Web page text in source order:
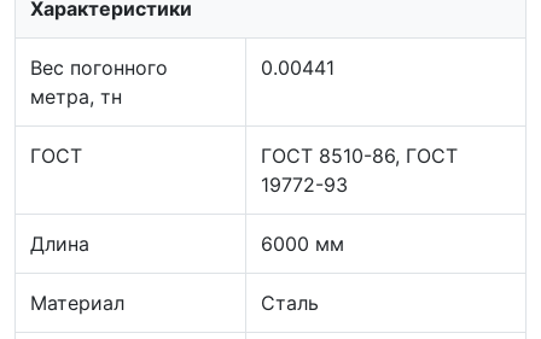
Характеристики
Вес погонного
метра, тн
0.00441
ГОСТ
ГОСТ 8510-86, ГОСТ
19772-93
Длина 6000 мм
Материал Сталь